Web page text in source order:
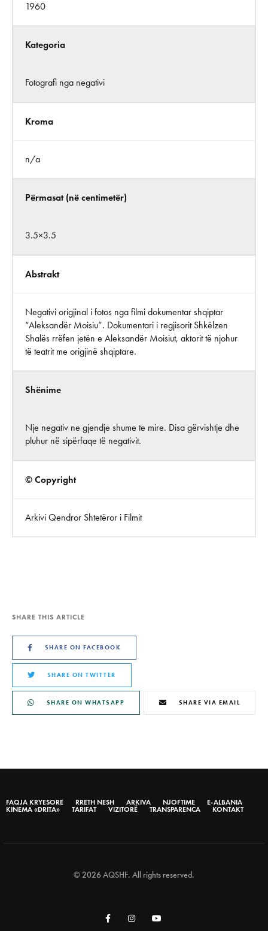
1960
Kategoria
Fotografi nga negativi
Kroma
n/a
Përmasat (në centimetër)
3.5×3.5
Abstrakt
Negativi origjinal i fotos nga filmi dokumentar shqiptar
“Aleksandër Moisiu”. Dokumentari i regjisorit Shkëlzen
Shalës rrëfen jetën e Aleksandër Moisiut, aktorit të njohur
të teatrit me origjinë shqiptare.
Shënime
Nje negativ ne gjendje shume te mire. Disa gërvishtje dhe
pluhur në sipërfaqe të negativit.
© Copyright
Arkivi Qendror Shtetëror i Filmit
SHARE THIS ARTICLE
SHARE ON FACEBOOK
SHARE ON TWITTER
SHARE ON WHATSAPP SHARE VIA EMAIL
FAQJA KRYESORE RRETH NESH ARKIVA NJOFTIME
E-ALBANIA
KINEMA «DRITA»
TARIFAT VIZITORË TRANSPARENCA KONTAKT
© 2026 AQSHF. All rights reserved.